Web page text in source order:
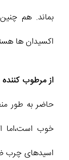
بماند. هم
اکسیدان ها
از مرطوب
حاضر به طور
خوب است،اما
اسیدهای چرب